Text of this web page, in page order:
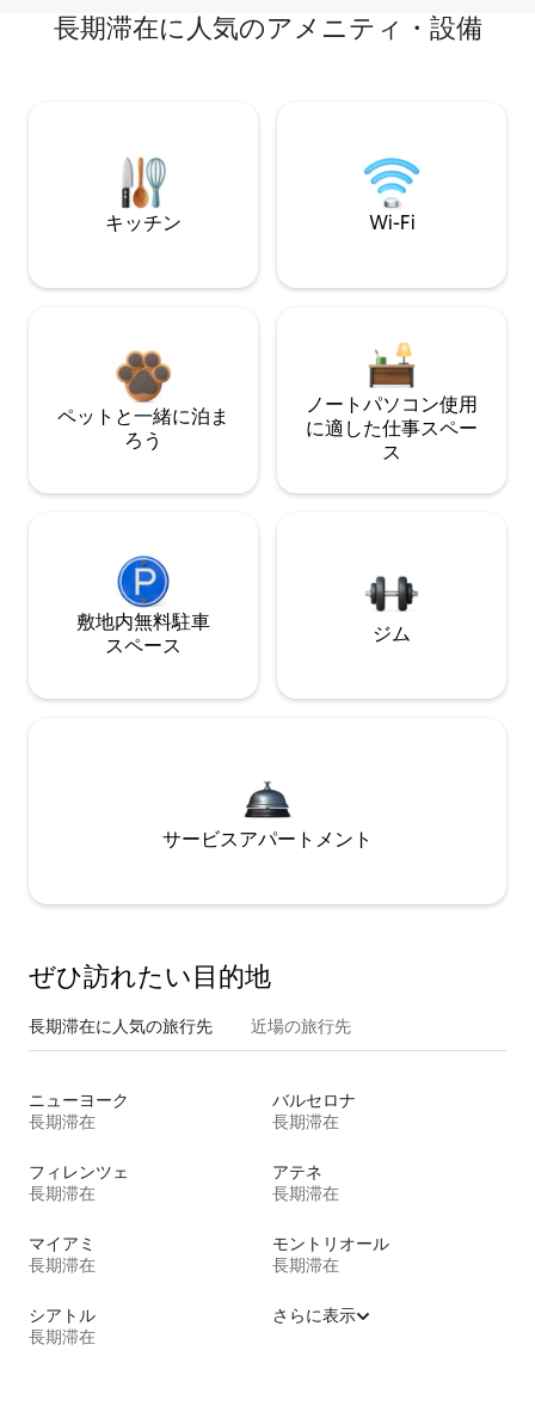
長期滞在に人気のアメニティ・設備
キッチン Wi-Fi
ペットと一緒に泊ま
ろう
ノートパソコン使用
に適した仕事スペー
ス
敷地内無料駐⁠車
ス⁠ペ⁠ー⁠ス
ジム
サービスアパートメント
ぜひ訪⁠れ⁠た⁠い目⁠的⁠地
長期滞在に人気の旅行先 近場の旅行先
ニューヨーク
長期滞在
バルセロナ
長期滞在
フィレンツェ
長期滞在
アテネ
長期滞在
マイアミ
長期滞在
モントリオール
長期滞在
シアトル
長期滞在
さらに表示